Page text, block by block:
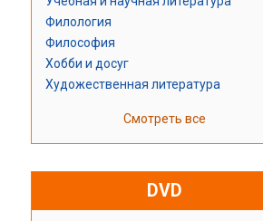
Филология
Философия
Хобби и досуг
Художественная литература
Смотреть все
DVD